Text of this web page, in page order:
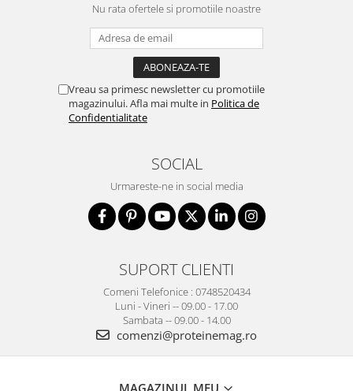
Nu rata ofertele si promotiile noastre
Vreau sa primesc newsletter cu promotiile
magazinului. Afla mai multe in Politica de
Confidentialitate
SOCIAL
Urmareste-ne in social media
SUPORT CLIENTI
Comeni Telefonice : 0748520434
Luni - Vineri -- 09.00 - 17.00
Sambata -- 09.00 - 14.00
comenzi@proteinemag.ro
MAGAZINUL MEU